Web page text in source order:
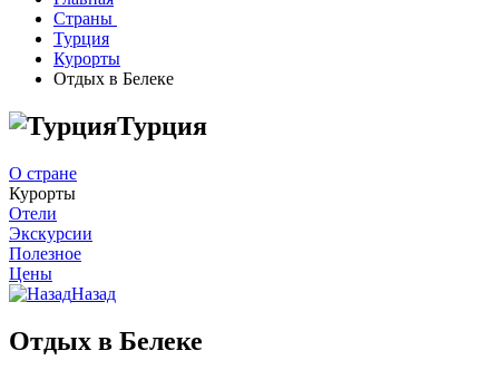
Страны
Турция
Курорты
Отдых в Белеке
Турция
О стране
Курорты
Отели
Экскурсии
Полезное
Цены
Назад
Отдых в Белеке